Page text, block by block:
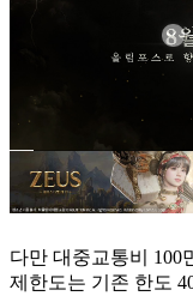
다만 대중교통비 100
제한도는 기존 한도